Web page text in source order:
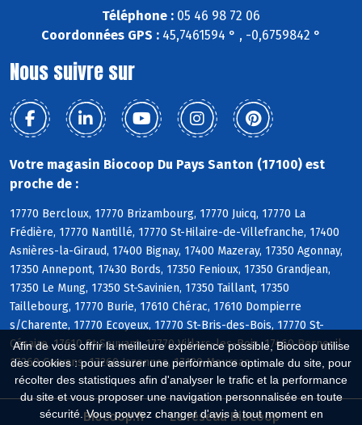
Afin de vous offrir la meilleure expérience possible, Biocoop utilise
des cookies : pour assurer une performance optimale du site, pour
récolter des statistiques afin d'analyser le trafic et la performance
du site et vous proposer une navigation personnalisée en toute
sécurité. Vous pouvez changer d'avis à tout moment en
Téléphone : 05 46 98 72 06
Coordonnées GPS : 45,7461594 ° , -0,6759842 °
Nous suivre sur
Votre magasin Biocoop Du Pays Santon (17100) est
proche de :
17770 Bercloux, 17770 Brizambourg, 17770 Juicq, 17770 La
Frédière, 17770 Nantillé, 17770 St-Hilaire-de-Villefranche, 17400
Asnières-la-Giraud, 17400 Bignay, 17400 Mazeray, 17350 Agonnay,
17350 Annepont, 17430 Bords, 17350 Fenioux, 17350 Grandjean,
17350 Le Mung, 17350 St-Savinien, 17350 Taillant, 17350
Taillebourg, 17770 Burie, 17610 Chérac, 17610 Dompierre
s/Charente, 17770 Ecoyeux, 17770 St-Bris-des-Bois, 17770 St-
Césaire, 17610 St-Sauvant, 17770 Villars-les-Bois, 17460 Berneuil,
17260 Cravans, 17260 Jazennes, 17120 Meursac
Biocoop.fr Le réseau Biocoop